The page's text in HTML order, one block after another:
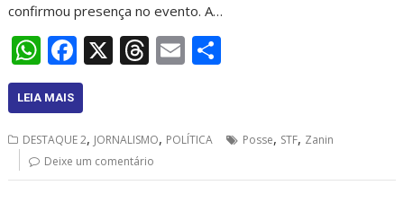
confirmou presença no evento. A…
W
h
at
s
A
p
F
ac
e
b
o
o
X T
a
d
s
E
l e
LEIA MAIS
DESTAQUE 2, JORNALISMO, POLÍTICA Posse, STF, Zanin
Deixe um comentário